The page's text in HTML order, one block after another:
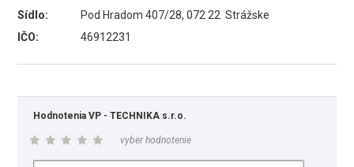
Sídlo:
Pod Hradom 407/28, 072 22 Strážske
IČO:
46912231
Hodnotenia VP - TECHNIKA s.r.o.
vyber hodnotenie